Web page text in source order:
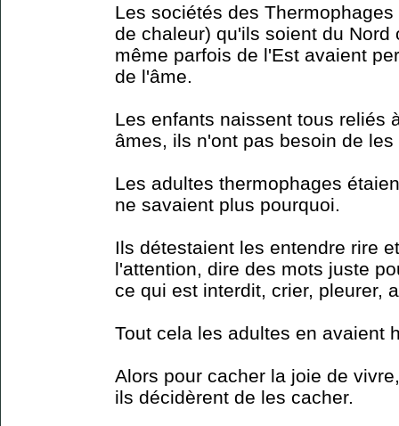
Les sociétés des
de chaleur) qu'ils soient du Nord
même parfois de l'Est avaient
de l'âme.
Les enfants naissent tous reliés
âmes, ils n'ont pas besoin de les
Les adultes thermophages
ne savaient plus pourquoi.
Ils détestaient les entendre rire
l'attention, dire des mots juste
ce qui est interdit, crier, pleurer,
Tout cela les adultes en avaient
Alors pour cacher la joie de
ils décidèrent de les cacher.